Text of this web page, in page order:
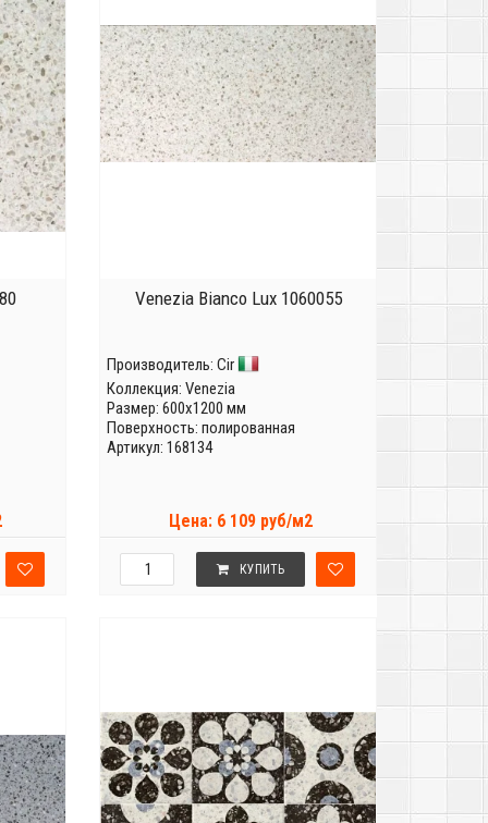
Venezia Bianco Lux 1060055
Производитель: Cir
Коллекция: Venezia
Размер: 600x1200 мм
Поверхность: полированная
Артикул: 168134
Цена: 6 109 руб/м2
КУПИТЬ